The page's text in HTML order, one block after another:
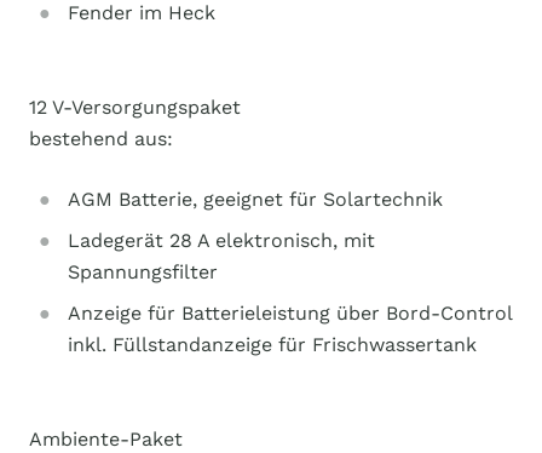
Fender im Heck
12 V-Versorgungspaket
bestehend aus:
AGM Batterie, geeignet für Solartechnik
Ladegerät 28 A elektronisch, mit
Spannungsfilter
Anzeige für Batterieleistung über Bord-Control
inkl. Füllstandanzeige für Frischwassertank
Ambiente-Paket